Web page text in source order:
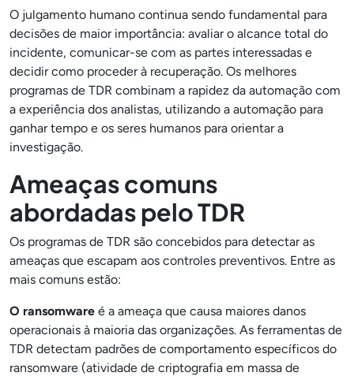
O julgamento humano continua sendo fundamental para
decisões de maior importância: avaliar o alcance total do
incidente, comunicar-se com as partes interessadas e
decidir como proceder à recuperação. Os melhores
programas de TDR combinam a rapidez da automação com
a experiência dos analistas, utilizando a automação para
ganhar tempo e os seres humanos para orientar a
investigação.
Ameaças comuns
abordadas pelo TDR
Os programas de TDR são concebidos para detectar as
ameaças que escapam aos controles preventivos. Entre as
mais comuns estão:
O ransomware é a ameaça que causa maiores danos
operacionais à maioria das organizações. As ferramentas de
TDR detectam padrões de comportamento específicos do
ransomware (atividade de criptografia em massa de